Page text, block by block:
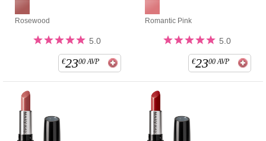
Rosewood
5.0
€2300 AVP
Romantic Pink
5.0
€2300 AVP